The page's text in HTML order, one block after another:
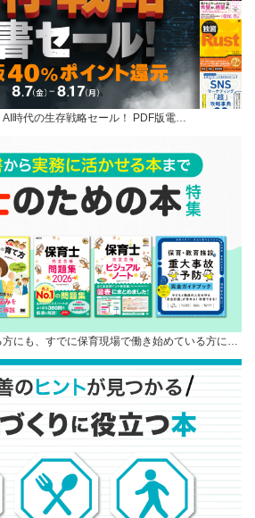
AI時代の生存戦略セール！ PDF版電…
にも、すでに保育現場で働き始めている方に…